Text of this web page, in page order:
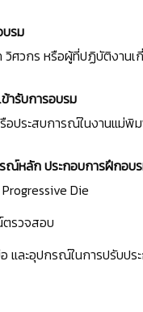
บรม
วิศวกร หรือผู้ที่ปฏิบัติงาน
รับการอบรม
อประสบการณ์ในงานแม่พิ
ณ์หลัก ประกอบการฝึกอบ
Die
รวจสอบ
อ และอุปกรณ์ในการปรับป